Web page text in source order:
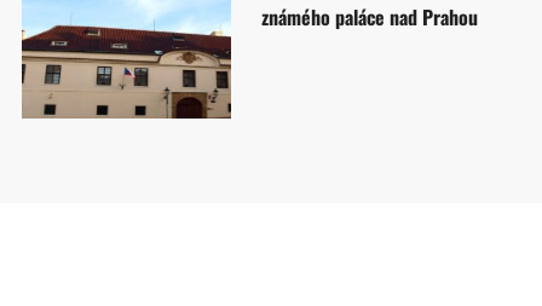
známého paláce nad Prahou